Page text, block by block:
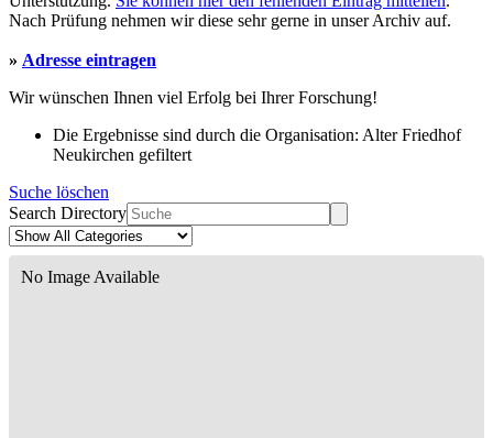
Nach Prüfung nehmen wir diese sehr gerne in unser Archiv auf.
» Adresse eintragen
Wir wünschen Ihnen viel Erfolg bei Ihrer Forschung!
Die Ergebnisse sind durch die Organisation: Alter Friedhof
Neukirchen gefiltert
Suche löschen
Search Directory
No Image Available